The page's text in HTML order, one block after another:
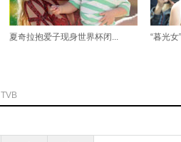
夏奇拉抱爱子现身世界杯闭... “暮光
TVB